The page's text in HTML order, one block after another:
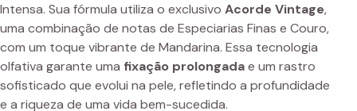
Intensa. Sua fórmula utiliza o exclusivo Acorde Vintage,
uma combinação de notas de Especiarias Finas e Couro,
com um toque vibrante de Mandarina. Essa tecnologia
olfativa garante uma fixação prolongadae um rastro
sofisticado que evolui na pele, refletindo a profundidade
e a riqueza de uma vida bem-sucedida.